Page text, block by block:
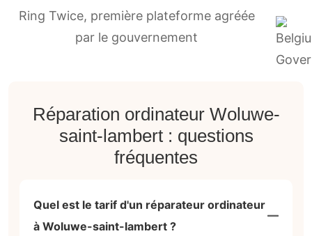
Ring Twice, première plateforme agréée
par le gouvernement
Réparation ordinateur Woluwe-
saint-lambert : questions
fréquentes
Quel est le tarif d'un réparateur ordinateur
à Woluwe-saint-lambert ?